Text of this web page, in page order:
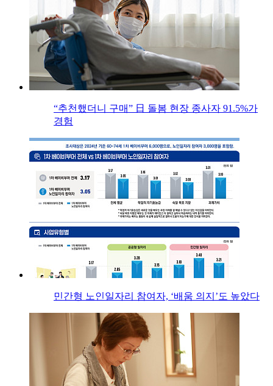
“추천했더니 구매” 日 돌봄 현장 종사자 91.5%가
경험
민간형 노인일자리 참여자, ‘배움 의지’도 높았다